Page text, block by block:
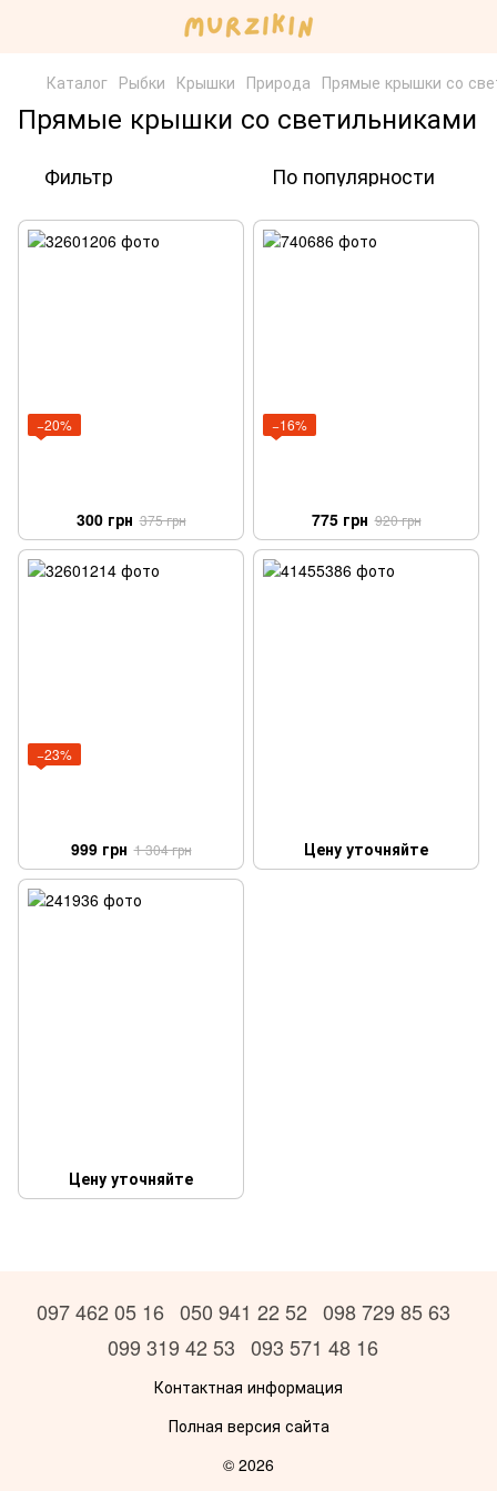
Каталог Рыбки Крышки Природа Прямые крышки со
Прямые крышки со светильниками
Фильтр По популярности
−20%
300 грн 375 грн
−16%
775 грн 920 грн
−23%
999 грн 1 304 грн Цену уточняйте
Цену уточняйте
097 462 05 16 050 941 22 52 098 729 85 63
099 319 42 53 093 571 48 16
Контактная информация
Полная версия сайта
© 2026